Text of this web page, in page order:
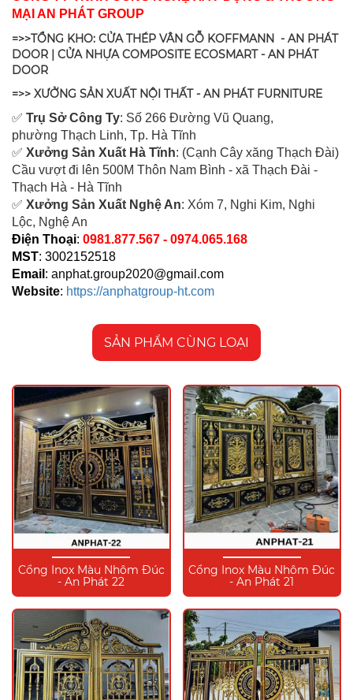
MẠI AN PHÁT GROUP
=>>TỔNG KHO: CỬA THÉP VÂN GỖ KOFFMANN - AN PHÁT
DOOR | CỬA NHỰA COMPOSITE ECOSMART - AN PHÁT
DOOR
=>> XƯỞNG SẢN XUẤT NỘI THẤT - AN PHÁT FURNITURE
✅ Trụ Sở Công Ty: Số 266 Đường Vũ Quang,
phường Thạch Linh, Tp. Hà Tĩnh
✅ Xưởng Sản Xuất Hà Tĩnh: (Cạnh Cây xăng Thạch Đài)
Cầu vượt đi lên 500M Thôn Nam Bình - xã Thạch Đài -
Thạch Hà - Hà Tĩnh
✅ Xưởng Sản Xuất Nghệ An: Xóm 7, Nghi Kim, Nghi
Lộc, Nghệ An
Điện Thoại: 0981.877.567 - 0974.065.168
MST: 3002152518
Email : anphat.group2020@gmail.com
Website: https://anphatgroup-ht.com
SẢN PHẨM CÙNG LOẠI
Cổng Inox Màu Nhôm Đúc
- An Phát 22
Cổng Inox Màu Nhôm Đúc
- An Phát 21